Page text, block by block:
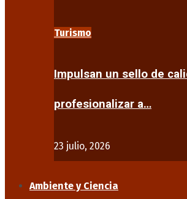
Turismo
Impulsan un sello de
profesionalizar a…
23 julio, 2026
Ambiente y Ciencia